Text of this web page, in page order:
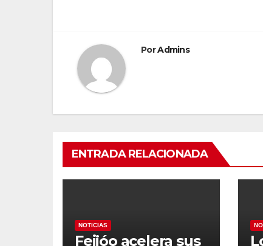
PorAdmins
ENTRADA RELACIONADA
NOTICIAS
Feijóo acelera sus